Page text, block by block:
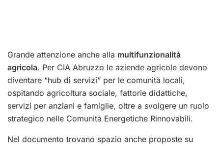
Grande attenzione anche alla multifunzionalità
agricola. Per CIA Abruzzo le aziende agricole devono
diventare “hub di servizi” per le comunità locali,
ospitando agricoltura sociale, fattorie didattiche,
servizi per anziani e famiglie, oltre a svolgere un ruolo
strategico nelle Comunità Energetiche Rinnovabili.
Nel documento trovano spazio anche proposte su